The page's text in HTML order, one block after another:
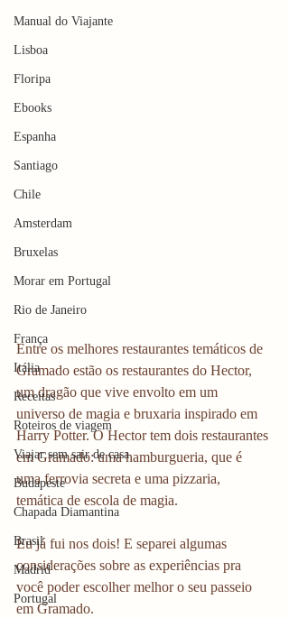
Manual do Viajante
Lisboa
Floripa
Ebooks
Espanha
Santiago
Chile
Amsterdam
Bruxelas
Morar em Portugal
Rio de Janeiro
França
Itália
Receitas
Roteiros de viagem
Viajar sem sair de casa
Budapeste
Chapada Diamantina
Brasil
Madrid
Portugal
Entre os melhores restaurantes temáticos de
Gramado estão os restaurantes do Hector,
um dragão que vive envolto em um
universo de magia e bruxaria inspirado em
Harry Potter. O Hector tem dois restaurantes
em Gramado: uma hamburgueria, que é
uma ferrovia secreta e uma pizzaria,
temática de escola de magia.
Eu já fui nos dois! E separei algumas
considerações sobre as experiências pra
você poder escolher melhor o seu passeio
em Gramado.